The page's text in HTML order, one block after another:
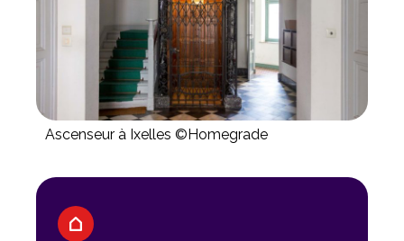
Ascenseur à Ixelles ©Homegrade